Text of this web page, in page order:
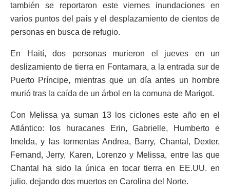
también se reportaron este viernes inundaciones en
varios puntos del país y el desplazamiento de cientos de
personas en busca de refugio.
En Haití, dos personas murieron el jueves en un
deslizamiento de tierra en Fontamara, a la entrada sur de
Puerto Príncipe, mientras que un día antes un hombre
murió tras la caída de un árbol en la comuna de Marigot.
Con Melissa ya suman 13 los ciclones este año en el
Atlántico: los huracanes Erin, Gabrielle, Humberto e
Imelda, y las tormentas Andrea, Barry, Chantal, Dexter,
Fernand, Jerry, Karen, Lorenzo y Melissa, entre las que
Chantal ha sido la única en tocar tierra en EE.UU. en
julio, dejando dos muertos en Carolina del Norte.